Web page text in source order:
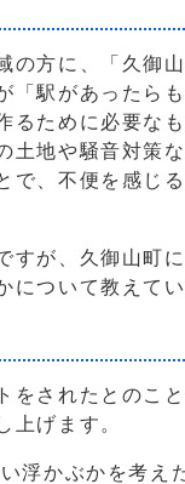
方に、「久御
駅があったら
ために必要な
地や騒音対策
で、不便を感じ
すが、久御山町
ついて教えてい
されたとのこ
上げます。
浮かぶかを考え